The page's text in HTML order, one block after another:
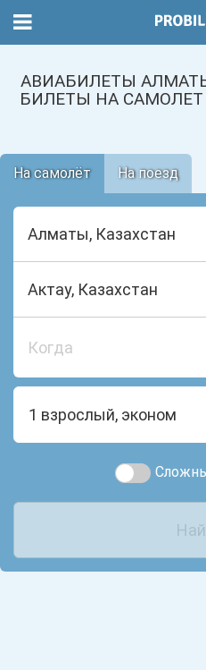
АВИАБИЛЕТЫ
БИЛЕТЫ НА
На самолёт На поезд
Когда
1 взрослый, эконом